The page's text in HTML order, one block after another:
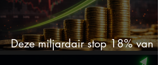
Deze miljardair stop 18% van
zijn vermogen in één aandeel